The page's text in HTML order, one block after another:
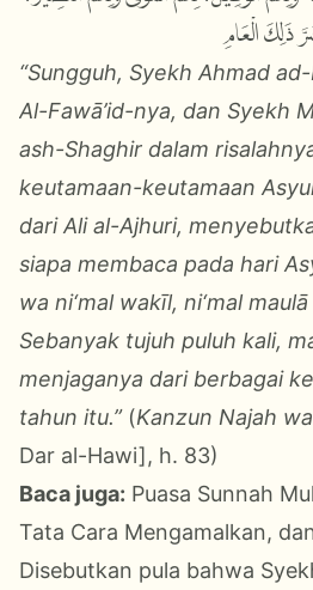
ذَلِكَ الْعَامِ
“Sungguh, Syekh Ahmad
Al-Fawā’id-nya, dan Syekh
ash-Shaghir dalam
keutamaan-keutamaan
dari Ali al-Ajhuri,
siapa membaca pada hari
wa ni‘mal wakīl, ni‘mal
Sebanyak tujuh puluh kali,
menjaganya dari berbagai
tahun itu.”(Kanzun Najah
Dar al-Hawi], h. 83)
Baca juga: Puasa Sunnah
Tata Cara Mengamalkan,
Disebutkan pula bahwa